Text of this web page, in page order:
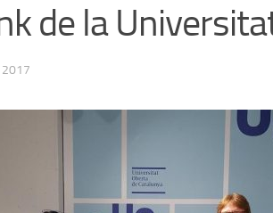
de la
2017